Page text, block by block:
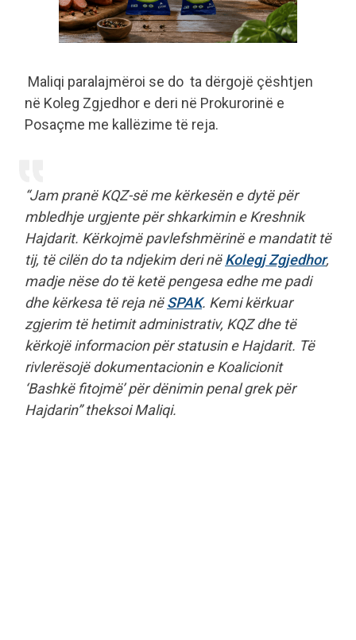
Maliqi paralajmëroi se do ta dërgojë çështjen
në Koleg Zgjedhor e deri në Prokurorinë e
Posaçme me kallëzime të reja.
“Jam pranë KQZ-së me kërkesën e dytë për
mbledhje urgjente për shkarkimin e Kreshnik
Hajdarit. Kërkojmë pavlefshmërinë e mandatit të
tij, të cilën do ta ndjekim deri nëKolegj Zgjedhor,
madje nëse do të ketë pengesa edhe me padi
dhe kërkesa të reja nëSPAK. Kemi kërkuar
zgjerim të hetimit administrativ, KQZ dhe të
kërkojë informacion për statusin e Hajdarit. Të
rivlerësojë dokumentacionin e Koalicionit
‘Bashkë fitojmë’ për dënimin penal grek për
Hajdarin” theksoi Maliqi.